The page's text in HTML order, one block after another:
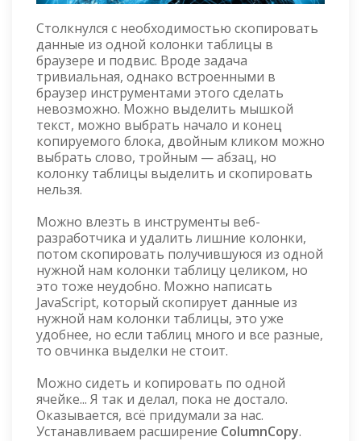
Столкнулся с необходимостью скопировать
данные из одной колонки таблицы в
браузере и подвис. Вроде задача
тривиальная, однако встроенными в
браузер инструментами этого сделать
невозможно. Можно выделить мышкой
текст, можно выбрать начало и конец
копируемого блока, двойным кликом можно
выбрать слово, тройным — абзац, но
колонку таблицы выделить и скопировать
нельзя.
Можно влезть в инструменты веб-
разработчика и удалить лишние колонки,
потом скопировать получившуюся из одной
нужной нам колонки таблицу целиком, но
это тоже неудобно. Можно написать
JavaScript, который скопирует данные из
нужной нам колонки таблицы, это уже
удобнее, но если таблиц много и все разные,
то овчинка выделки не стоит.
Можно сидеть и копировать по одной
ячейке... Я так и делал, пока не достало.
Оказывается, всё придумали за нас.
Устанавливаем расширение ColumnCopy.